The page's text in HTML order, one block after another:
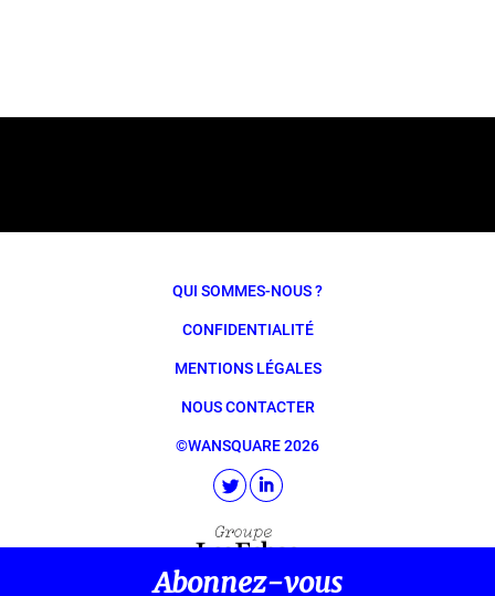
QUI SOMMES-NOUS ?
CONFIDENTIALITÉ
MENTIONS LÉGALES
NOUS CONTACTER
©WANSQUARE 2026
Abonnez-vous